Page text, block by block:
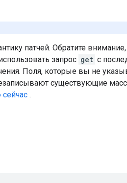
патчей. Обратите
запрос get с
Поля, которые вы не
существующие
.